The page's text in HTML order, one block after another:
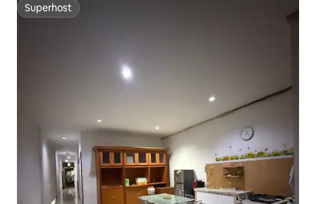
Superhost
Superhost